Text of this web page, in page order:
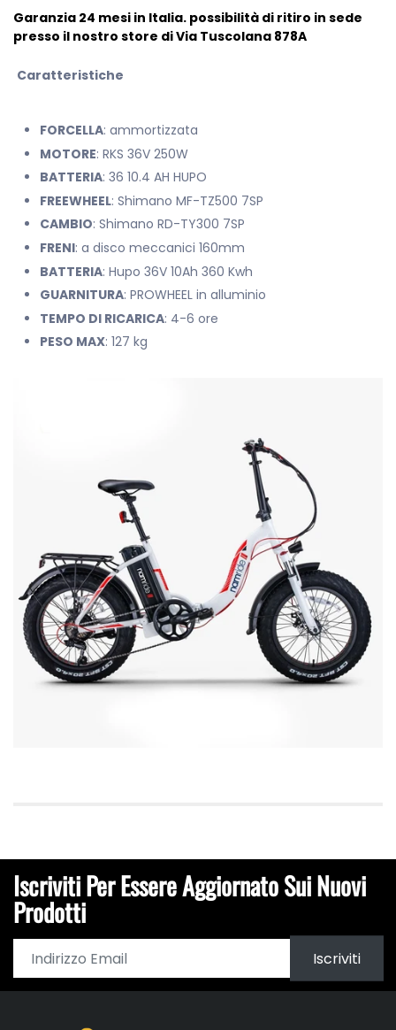
Garanzia 24 mesi in Italia. possibilità di ritiro in sede
presso il nostro store di Via Tuscolana 878A
Caratteristiche
FORCELLA: ammortizzata
MOTORE: RKS 36V 250W
BATTERIA: 36 10.4 AH HUPO
FREEWHEEL: Shimano MF-TZ500 7SP
CAMBIO: Shimano RD-TY300 7SP
FRENI: a disco meccanici 160mm
BATTERIA: Hupo 36V 10Ah 360 Kwh
GUARNITURA: PROWHEEL in alluminio
TEMPO DI RICARICA: 4-6 ore
PESO MAX: 127 kg
Iscriviti Per Essere Aggiornato Sui Nuovi
Prodotti
Iscriviti